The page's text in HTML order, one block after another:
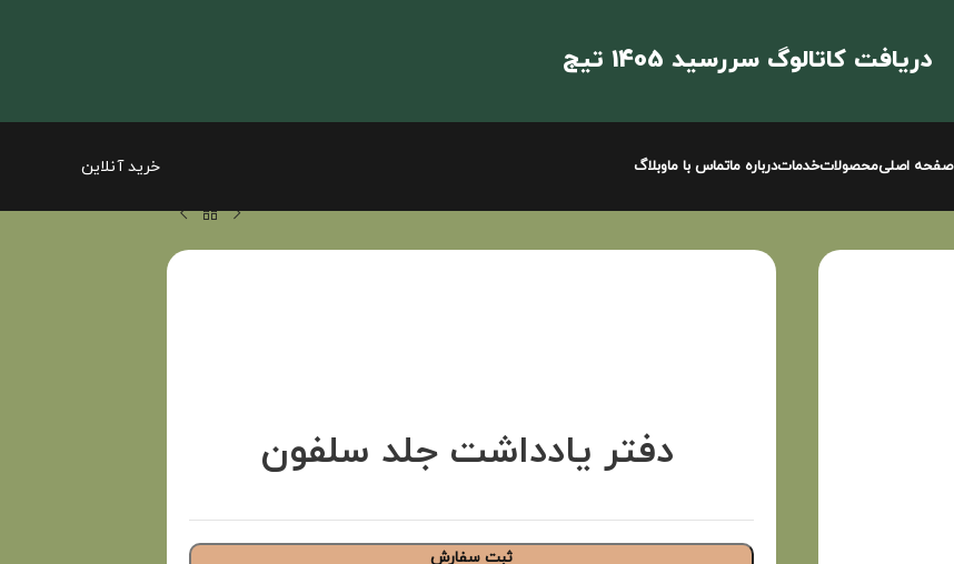
دریافت کاتالوگ سررسید 1405 تیج
صفحه اصلیمحصولاتخدماتدرباره ماتماس با ماوبلاگ خرید آنلاین
دفتر یادداشت جلد سلفون
ثبت سفارش